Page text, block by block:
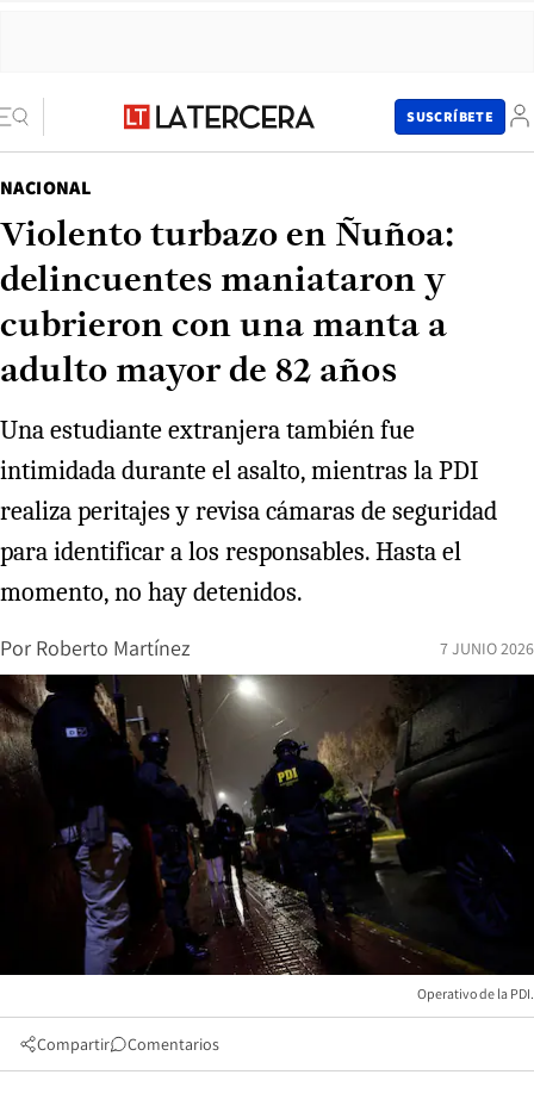
SUSCRÍBETE
NACIONAL
Violento turbazo en Ñuñoa:
delincuentes maniataron y
cubrieron con una manta a
adulto mayor de 82 años
Una estudiante extranjera también fue
intimidada durante el asalto, mientras la PDI
realiza peritajes y revisa cámaras de seguridad
para identificar a los responsables. Hasta el
momento, no hay detenidos.
Por Roberto Martínez 7 JUNIO 2026
Operativo de la PDI.
Compartir Comentarios